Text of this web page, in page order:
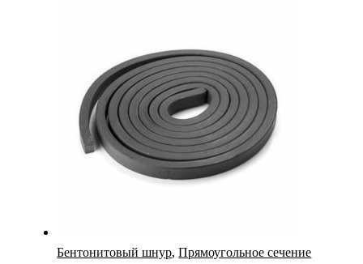
Бентонитовый шнур,Прямоугольное сечение